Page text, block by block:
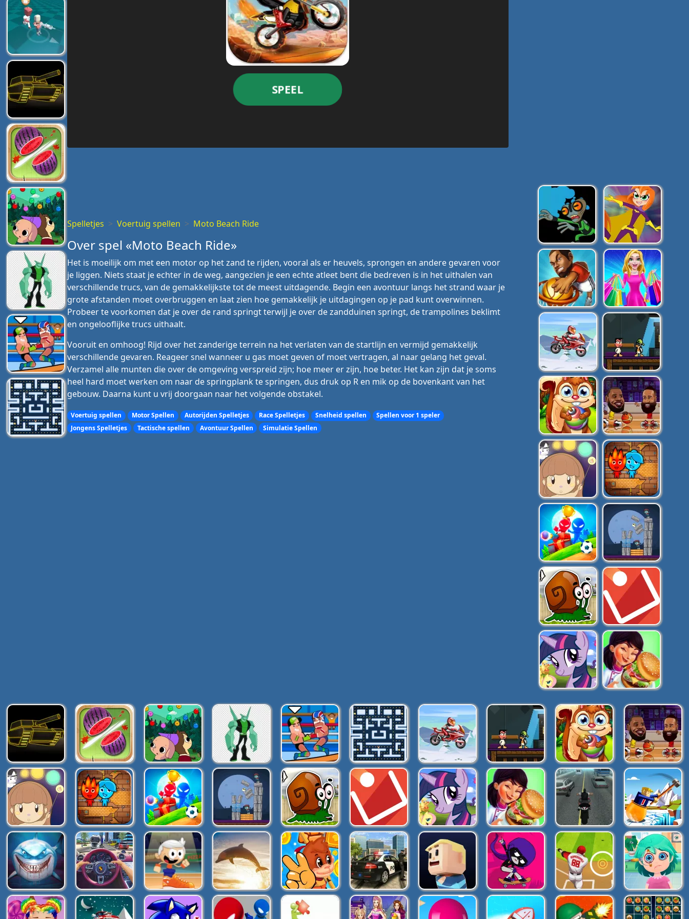
SPEEL
Spelletjes Voertuig spellen Moto Beach Ride
Over spel «Moto Beach Ride»
Het is moeilijk om met een motor op het zand te rijden, vooral als er heuvels, sprongen en andere gevaren voor
je liggen. Niets staat je echter in de weg, aangezien je een echte atleet bent die bedreven is in het uithalen van
verschillende trucs, van de gemakkelijkste tot de meest uitdagende. Begin een avontuur langs het strand waar je
grote afstanden moet overbruggen en laat zien hoe gemakkelijk je uitdagingen op je pad kunt overwinnen.
Probeer te voorkomen dat je over de rand springt terwijl je over de zandduinen springt, de trampolines beklimt
en ongelooflijke trucs uithaalt.
Vooruit en omhoog! Rijd over het zanderige terrein na het verlaten van de startlijn en vermijd gemakkelijk
verschillende gevaren. Reageer snel wanneer u gas moet geven of moet vertragen, al naar gelang het geval.
Verzamel alle munten die over de omgeving verspreid zijn; hoe meer er zijn, hoe beter. Het kan zijn dat je soms
heel hard moet werken om naar de springplank te springen, dus druk op R en mik op de bovenkant van het
gebouw. Daarna kunt u vrij doorgaan naar het volgende obstakel.
Voertuig spellen Motor Spellen Autorijden Spelletjes Race Spelletjes Snelheid spellen
Spellen voor 1 speler
Jongens Spelletjes
Tactische spellen Avontuur Spellen Simulatie Spellen